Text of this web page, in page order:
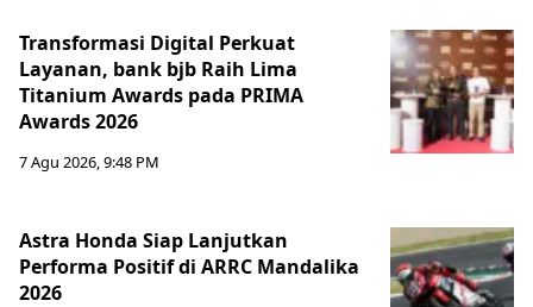
Transformasi Digital Perkuat
Layanan, bank bjb Raih Lima
Titanium Awards pada PRIMA
Awards 2026
7 Agu 2026, 9:48 PM
Astra Honda Siap Lanjutkan
Performa Positif di ARRC Mandalika
2026